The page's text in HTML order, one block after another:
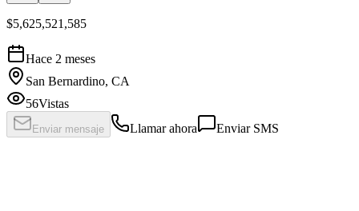
$5,625,521,585
Hace 2 meses
San Bernardino, CA
56Vistas
Enviar mensaje Llamar ahora Enviar SMS